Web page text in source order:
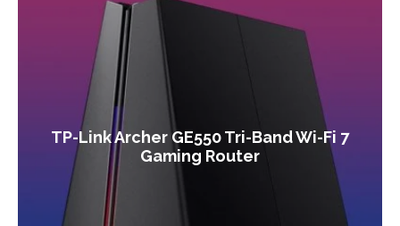
TP-Link Archer GE550 Tri-Band Wi-Fi 7
Gaming Router